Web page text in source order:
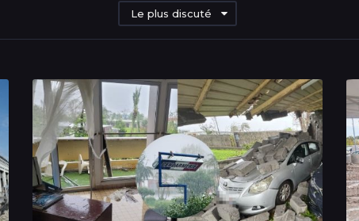
Le plus discuté